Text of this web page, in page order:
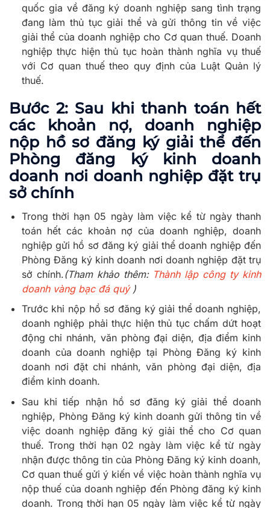
quốc gia về đăng ký doanh nghiệp sang tình trạng
đang làm thủ tục giải thể và gửi thông tin về việc
giải thể của doanh nghiệp cho Cơ quan thuế. Doanh
nghiệp thực hiện thủ tục hoàn thành nghĩa vụ thuế
với Cơ quan thuế theo quy định của Luật Quản lý
thuế.
Bước 2: Sau khi thanh toán hết
các khoản nợ, doanh nghiệp
nộp hồ sơ đăng ký giải thể đến
Phòng đăng ký kinh doanh
doanh nơi doanh nghiệp đặt trụ
sở chính
Trong thời hạn 05 ngày làm việc kể từ ngày thanh
toán hết các khoản nợ của doanh nghiệp, doanh
nghiệp gửi hồ sơ đăng ký giải thể doanh nghiệp đến
Phòng Đăng ký kinh doanh nơi doanh nghiệp đặt trụ
sở chính.(Tham khảo thêm: Thành lập công ty kinh
doanh vàng bạc đá quý)
Trước khi nộp hồ sơ đăng ký giải thể doanh nghiệp,
doanh nghiệp phải thực hiện thủ tục chấm dứt hoạt
động chi nhánh, văn phòng đại diện, địa điểm kinh
doanh của doanh nghiệp tại Phòng Đăng ký kinh
doanh nơi đặt chi nhánh, văn phòng đại diện, địa
điểm kinh doanh.
Sau khi tiếp nhận hồ sơ đăng ký giải thể doanh
nghiệp, Phòng Đăng ký kinh doanh gửi thông tin về
việc doanh nghiệp đăng ký giải thể cho Cơ quan
thuế. Trong thời hạn 02 ngày làm việc kể từ ngày
nhận được thông tin của Phòng Đăng ký kinh doanh,
Cơ quan thuế gửi ý kiến về việc hoàn thành nghĩa vụ
nộp thuế của doanh nghiệp đến Phòng đăng ký kinh
doanh. Trong thời hạn 05 ngày làm việc kể từ ngày